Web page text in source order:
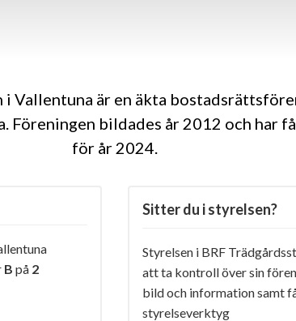
i Vallentuna är en äkta
Föreningen bildades år 2012 och har
för år 2024
B på 2
Sitter du i styrelsen?
Styrelsen i BRF
att ta kontroll över sin
bild och information samt
styrelseverktyg